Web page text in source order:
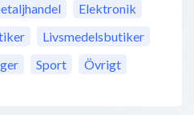
Elektronik
Livsmedelsbutiker
Sport Övrigt